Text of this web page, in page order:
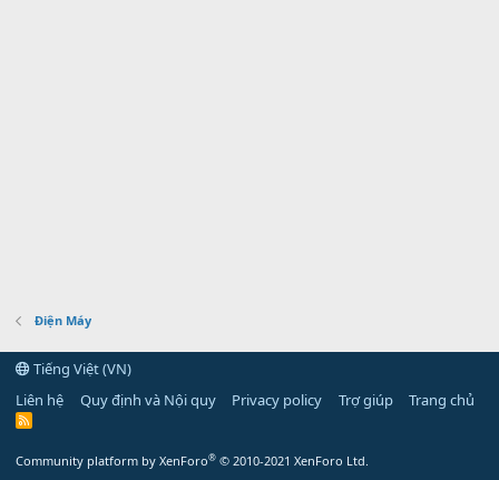
Điện Máy
Tiếng Việt (VN)
Liên hệ
Quy định và Nội quy Privacy policy Trợ giúp Trang chủ
R
Community platform by XenForo® © 2010-2021 XenForo Ltd.